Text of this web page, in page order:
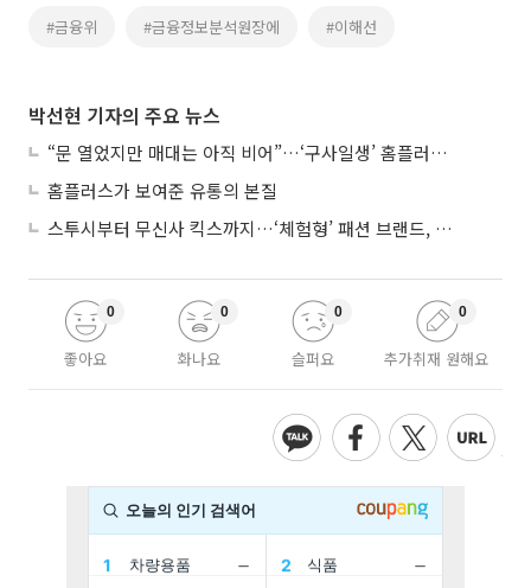
#금융위 #금융정보분석원장에 #이해선
박선현 기자의 주요 뉴스
“문 열었지만 매대는 아직 비어”…‘구사일생’ 홈플러스, 정상화 시험대
홈플러스가 보여준 유통의 본질
스투시부터 무신사 킥스까지…‘체험형’ 패션 브랜드, 잇단 제주행
좋아요
0
화나요
0
슬퍼요
0
추가취재 원해요
0